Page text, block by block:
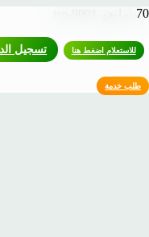
للاستعلام اضغط هنا تسجيل
طلب خدمة